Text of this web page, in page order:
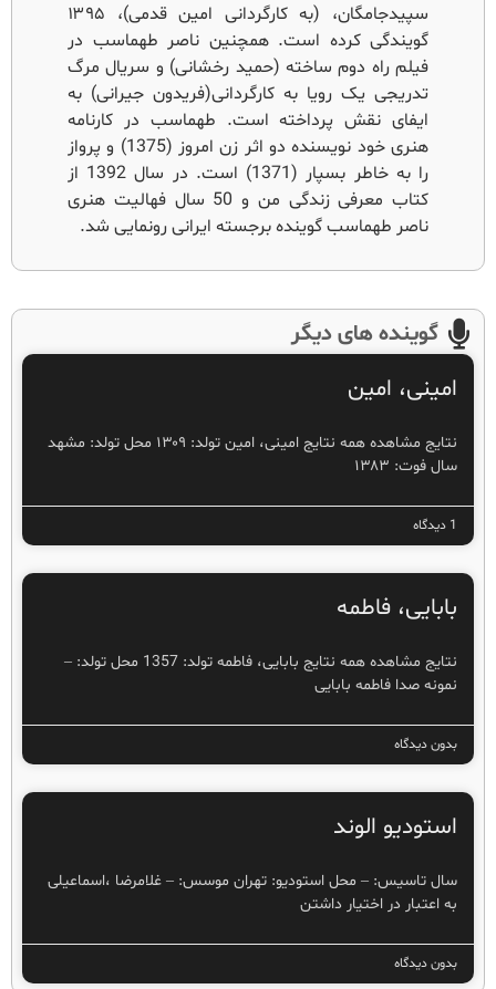
سپیدجامگان، (به کارگردانی امین قدمی)، ۱۳۹۵
گویندگی کرده است. همچنین ناصر طهماسب در
فیلم راه دوم ساخته (حمید رخشانی) و سریال مرگ
تدریجی یک رویا به کارگردانی(فریدون جیرانی) به
ایفای نقش پرداخته است. طهماسب در کارنامه
هنری خود نویسنده دو اثر زن امروز (1375) و پرواز
را به خاطر بسپار (1371) است. در سال 1392 از
کتاب معرفی زندگی من و 50 سال فهالیت هنری
ناصر طهماسب گوینده برجسته ایرانی رونمایی شد.
گوینده های دیگر
امینی، امین
نتایج مشاهده همه نتایج امینی، امین تولد: ۱۳۰۹ محل تولد: مشهد
سال فوت: ۱۳۸۳
1 دیدگاه
بابایی، فاطمه
نتایج مشاهده همه نتایج بابایی، فاطمه تولد: 1357 محل تولد: –
نمونه صدا فاطمه بابایی
بدون دیدگاه
استوديو الوند
سال تاسیس: – محل استودیو: تهران موسس: – غلامرضا ،اسماعیلی
به اعتبار در اختیار داشتن
بدون دیدگاه